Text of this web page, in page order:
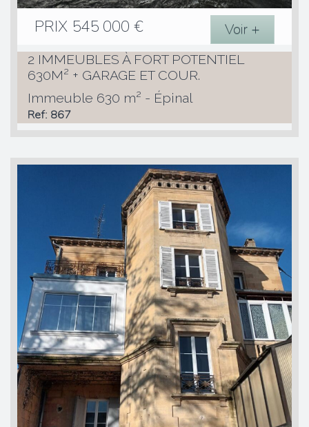
PRIX 545 000 € Voir +
2 IMMEUBLES À FORT POTENTIEL
630M² + GARAGE ET COUR.
Immeuble 630 m² - Épinal
Ref: 867